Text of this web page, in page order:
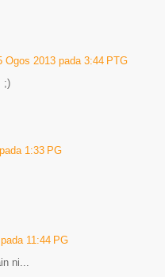
Ogos 2013 pada 3:44 PTG
;)
pada 1:33 PG
11:44 PG
ni...